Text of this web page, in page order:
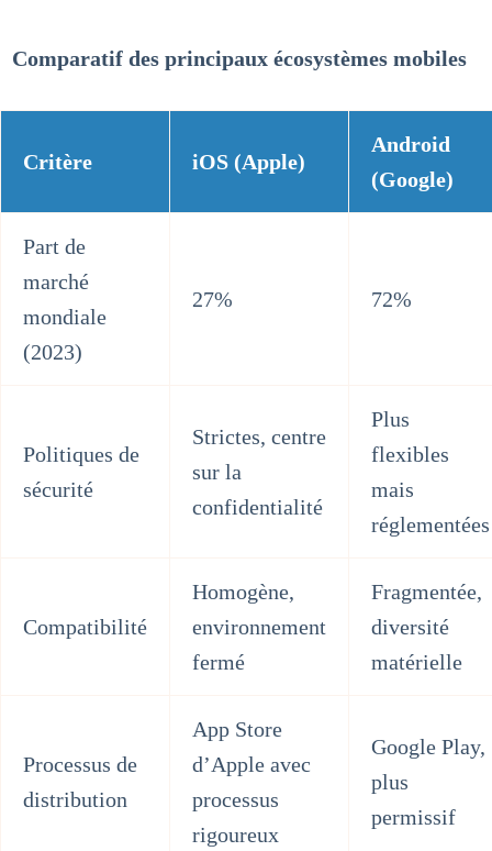
Comparatif des principaux écosystèmes mobiles
Critère iOS (Apple)
Android
(Google)
Part de
marché
mondiale
(2023)
27% 72%
Politiques de
sécurité
Strictes, centre
sur la
confidentialité
Plus
flexibles
mais
réglementées
Compatibilité
Homogène,
environnement
fermé
Fragmentée,
diversité
matérielle
Processus de
distribution
App Store
d’Apple avec
processus
rigoureux
Google Play,
plus
permissif